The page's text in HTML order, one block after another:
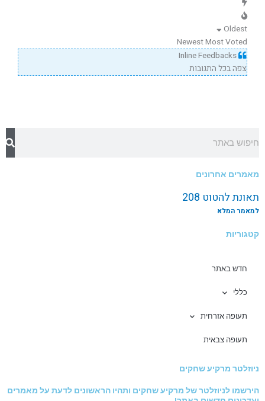
Oldest
NewestMost Voted
צפה בכל התגובות
מאמרים אחרונים
תאונת להטוט 208
למאמר המלא
קטגוריות
חדש באתר
כללי
תעופה אזרחית
תעופה צבאית
ניוזלטר מרקיע שחקים
הירשמו לניוזלטר של מרקיע שחקים ותהיו הראשונים לדעת על מאמרים